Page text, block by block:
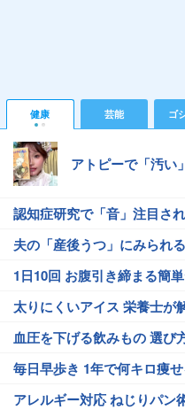
健康 芸能 ゴ
アトピーで「汚い
認知症研究で「音」注目さ
夫の「産後うつ」にみられ
1日10回 お腹引き締まる簡
太りにくいアイス 栄養士が
血圧を下げる飲みもの 選び
毎日早歩き 1年で何キロ痩
アレルギー対応 ねじりパン